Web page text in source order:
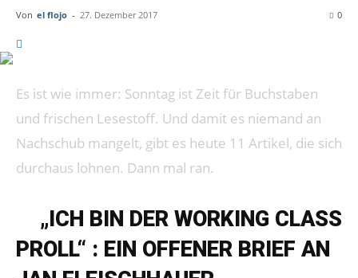
Von el flojo - 27. Dezember 2017 0
Es ist wie immer: Sonntag ist Zeit für Buchstaben
und frischen Lesestoff. Und damit es niemand an
Nachschub mangelt, gibt es heute 11 Artikel, die sich
durchaus lohnen. Dann mal ran.
„ICH BIN DER WORKING CLASS
PROLL“ : EIN OFFENER BRIEF AN